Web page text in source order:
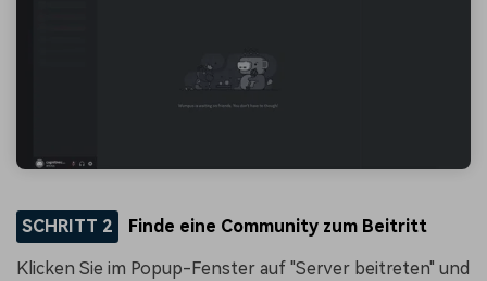
SCHRITT 2 Finde eine Community zum Beitritt
Klicken Sie im Popup-Fenster auf "Server beitreten" und